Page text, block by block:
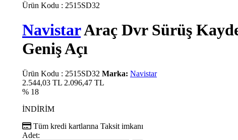
Ürün Kodu : 2515SD32
NavistarAraç Dvr Sürüş
Geniş Açı
Ürün Kodu : 2515SD32 Marka: Navistar
2.544,03 TL 2.096,47 TL
% 18
İNDİRİM
Tüm kredi kartlarına Taksit imkanı
Adet: